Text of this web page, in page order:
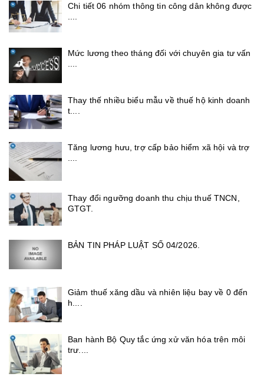
Chi tiết 06 nhóm thông tin công dân không được
Mức lương theo tháng đối với chuyên gia tư vấn
Thay thế nhiều biểu mẫu về thuế hộ kinh doanh
t....
Tăng lương hưu, trợ cấp bảo hiểm xã hội và trợ
Thay đổi ngưỡng doanh thu chịu thuế TNCN,
GTGT.
BẢN TIN PHÁP LUẬT SỐ 04/2026.
Giảm thuế xăng dầu và nhiên liệu bay về 0 đến
h....
Ban hành Bộ Quy tắc ứng xử văn hóa trên môi
trư....